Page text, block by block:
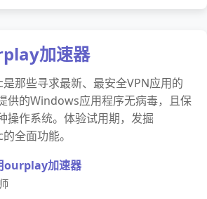
加速器
那些寻求最新、最安全VPN应用的
供的Windows应用程序无病毒，且保
操作系统。体验试用期，发掘
全面功能。
ourplay加速器